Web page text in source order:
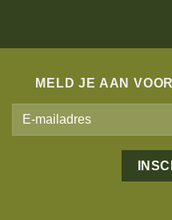
MELD JE AAN